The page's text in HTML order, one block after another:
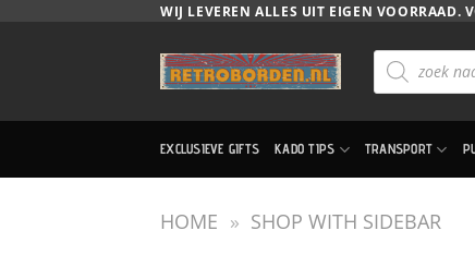
WIJ LEVEREN ALLES UIT EIGEN VOORRAAD.
Producten
zoeken
EXCLUSIEVE GIFTS KADO TIPS TRANSPORT
HOME » SHOP WITH SIDEBAR